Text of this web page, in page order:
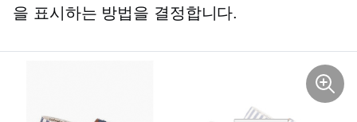
을 표시하는 방법을 결정합니다.